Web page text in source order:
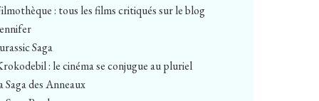
: tous les films critiqués sur le blog
Saga
: le cinéma se conjugue au pluriel
Saga des Anneaux